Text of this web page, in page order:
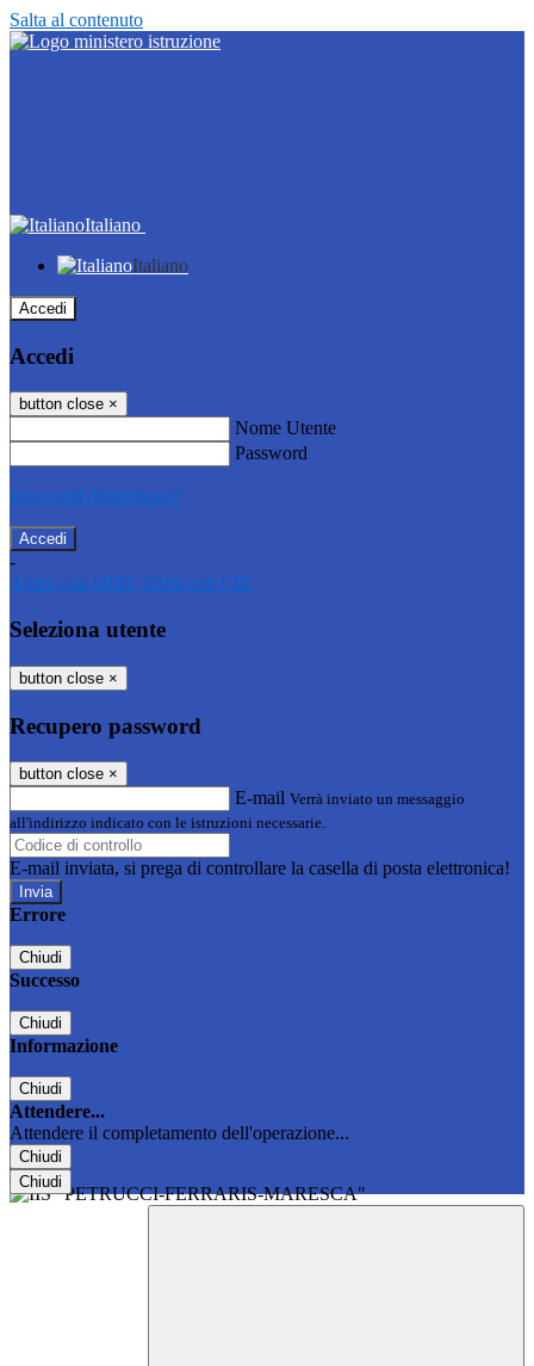
Salta al contenuto
Italiano
Italiano
Accedi
Accedi
button close ×
Nome Utente
Password
Password dimenticata?
-
Entra con SPID Entra con CIE
Seleziona utente
button close ×
Recupero password
button close ×
E-mail Verrà inviato un messaggio
all'indirizzo indicato con le istruzioni necessarie.
E-mail inviata, si prega di controllare la casella di posta elettronica!
Errore
Chiudi
Successo
Chiudi
Informazione
Chiudi
Attendere...
Attendere il completamento dell'operazione...
Chiudi
Chiudi